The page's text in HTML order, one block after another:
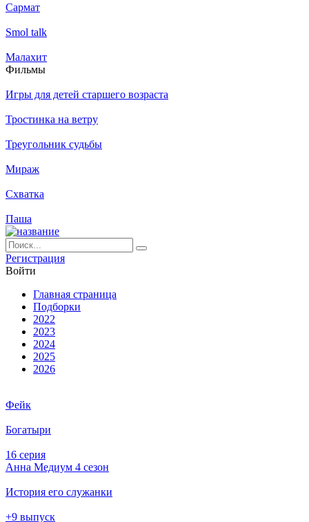
Сармат
Smol talk
Малахит
Филь­мы
Игры для детей старшего возраста
Тростинка на ветру
Треугольник судьбы
Мираж
Схватка
Паша
Ре­ги­ст­ра­ция
Вой­ти
Глав­ная стра­ни­ца
Подборки
2022
2023
2024
2025
2026
Фейк
Богатыри
16 серия
Анна Медиум 4 сезон
История его служанки
+9 выпуск